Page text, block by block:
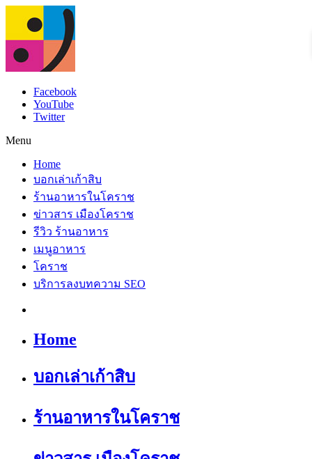
Facebook
YouTube
Twitter
Menu
Home
บอกเล่าเก้าสิบ
ร้านอาหารในโคราช
ข่าวสาร เมืองโคราช
รีวิว ร้านอาหาร
เมนูอาหาร
โคราช
บริการลงบทความ SEO
Home
บอกเล่าเก้าสิบ
ร้านอาหารในโคราช